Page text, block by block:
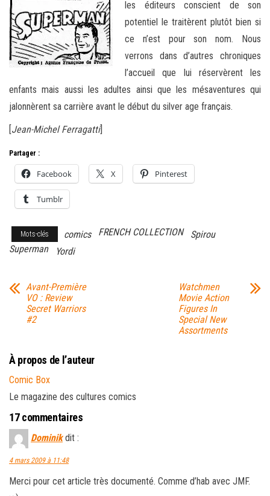
les éditeurs conscient de son
potentiel le traitèrent plutôt bien si
ce n’est pour son nom. Nous
verrons dans d’autres chroniques
l’accueil que lui réservèrent les
enfants mais aussi les adultes ainsi que les mésaventures qui
jalonnèrent sa carrière avant le début du silver age français.
[Jean-Michel Ferragatti]
Partager :
Facebook X Pinterest
Tumblr
Mots-clés comics FRENCH COLLECTION
Spirou
Superman
Yordi
Avant-Première
VO : Review
Secret Warriors
#2
Watchmen
Movie Action
Figures In
Special New
Assortments
À propos de l’auteur
Comic Box
Le magazine des cultures comics
17 commentaires
Dominik dit :
4 mars 2009 à 11:48
Merci pour cet article très documenté. Comme d’hab avec JMF.